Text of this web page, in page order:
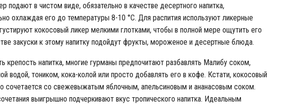
подают в чистом виде, обязательно в качестве десертного напитка,
охлаждая его до температуры 8-10 °С. Для распития используют ликерные
кокосовый ликер мелкими глотками, чтобы в полной мере ощутить его
закуски к этому напитку подойдут фрукты, мороженое и десертные блюда.
крепость напитка, многие гурманы предпочитают разбавлять Малибу соком,
водой, тоником, кока-колой или просто добавлять его в кофе. Кстати, кокосовый
сочетается со свежевыжатым яблочным, апельсиновым и ананасовым соком.
выигрышно подчеркивают вкус тропического напитка. Идеальным